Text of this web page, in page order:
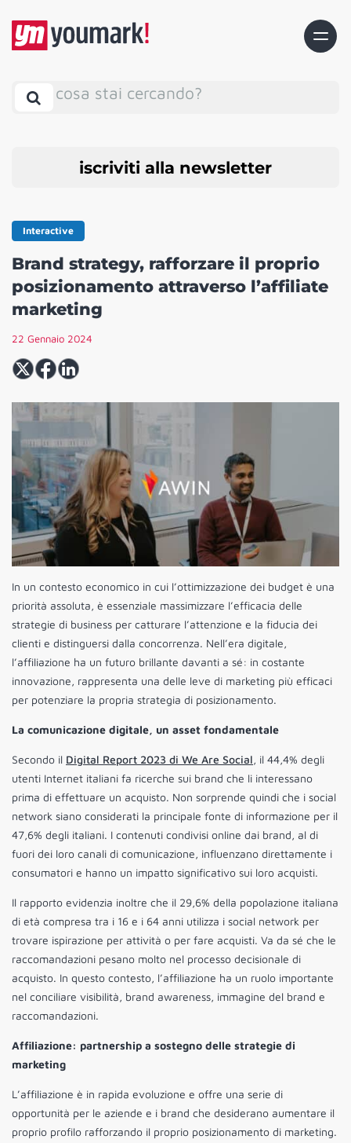
cosa stai cercando?
iscriviti alla newsletter
Interactive
Brand strategy, rafforzare il proprio
posizionamento attraverso l’affiliate
marketing
22 Gennaio 2024
In un contesto economico in cui l’ottimizzazione dei budget è una
priorità assoluta, è essenziale massimizzare l’efficacia delle
strategie di business per catturare l’attenzione e la fiducia dei
clienti e distinguersi dalla concorrenza. Nell’era digitale,
l’affiliazione ha un futuro brillante davanti a sé: in costante
innovazione, rappresenta una delle leve di marketing più efficaci
per potenziare la propria strategia di posizionamento.
La comunicazione digitale, un asset fondamentale
Secondo il Digital Report 2023 di We Are Social, il 44,4% degli
utenti Internet italiani fa ricerche sui brand che li interessano
prima di effettuare un acquisto. Non sorprende quindi che i social
network siano considerati la principale fonte di informazione per il
47,6% degli italiani. I contenuti condivisi online dai brand, al di
fuori dei loro canali di comunicazione, influenzano direttamente i
consumatori e hanno un impatto significativo sui loro acquisti.
Il rapporto evidenzia inoltre che il 29,6% della popolazione italiana
di età compresa tra i 16 e i 64 anni utilizza i social network per
trovare ispirazione per attività o per fare acquisti. Va da sé che le
raccomandazioni pesano molto nel processo decisionale di
acquisto. In questo contesto, l’affiliazione ha un ruolo importante
nel conciliare visibilità, brand awareness, immagine del brand e
raccomandazioni.
Affiliazione: partnership a sostegno delle strategie di
marketing
L’affiliazione è in rapida evoluzione e offre una serie di
opportunità per le aziende e i brand che desiderano aumentare il
proprio profilo rafforzando il proprio posizionamento di marketing.